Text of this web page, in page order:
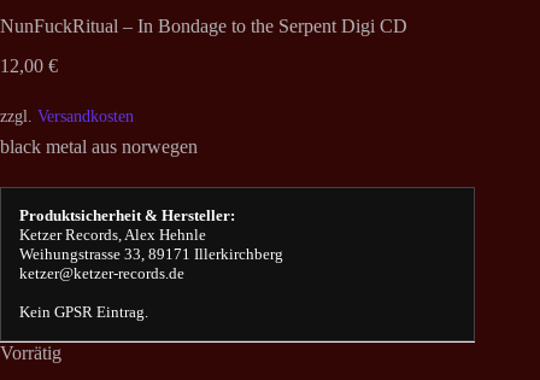
NunFuckRitual – In Bondage to the Serpent Digi CD
12,00 €
zzgl. Versandkosten
black metal aus norwegen
Produktsicherheit & Hersteller:
Ketzer Records, Alex Hehnle
Weihungstrasse 33, 89171 Illerkirchberg
ketzer@ketzer-records.de
Kein GPSR Eintrag.
Vorrätig